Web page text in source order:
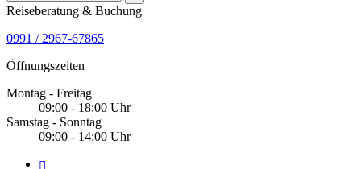
Reiseberatung & Buchung
0991 / 2967-67865
Öffnungszeiten
Montag - Freitag
09:00 - 18:00 Uhr
Samstag - Sonntag
09:00 - 14:00 Uhr